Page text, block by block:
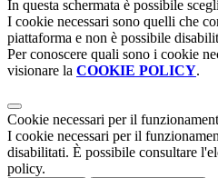
In questa schermata è possibile
I cookie necessari sono quelli che
piattaforma e non è possibile
Per conoscere quali sono i cookie
visionare la COOKIE POLICY.
Cookie necessari per il
I cookie necessari per il
disabilitati. È possibile consultare
policy.